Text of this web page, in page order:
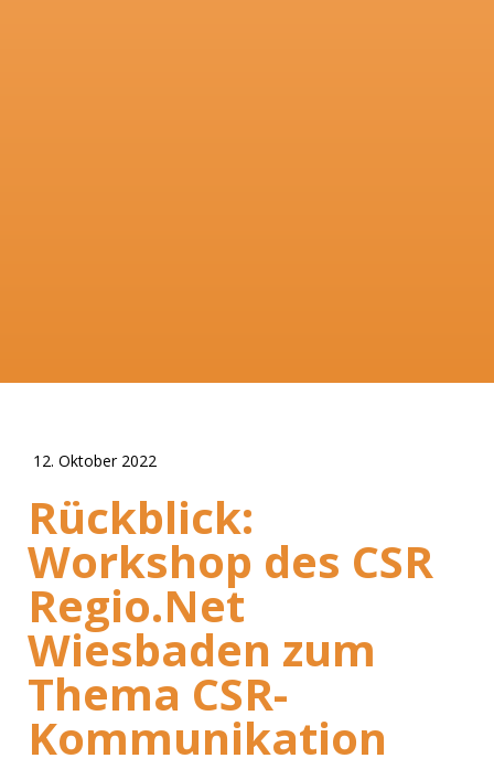
12. Oktober 2022
Rückblick:
Workshop des CSR
Regio.Net
Wiesbaden zum
Thema CSR-
Kommunikation